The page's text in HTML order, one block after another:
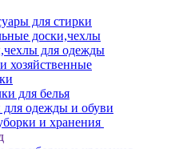
для стирки
доски,чехлы
для одежды
хозяйственные
для белья
одежды и обуви
и хранения